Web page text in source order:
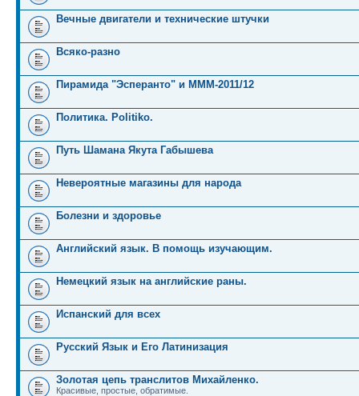
Вечные двигатели и технические штучки
Всяко-разно
Пирамида "Эсперанто" и MMM-2011/12
Политика. Politiko.
Путь Шамана Якута Габышева
Невероятные магазины для народа
Болезни и здоровье
Английский язык. В помощь изучающим.
Немецкий язык на английские раны.
Испанский для всех
Русский Язык и Его Латинизация
Золотая цепь транслитов Михайленко.
Красивые, простые, обратимые.